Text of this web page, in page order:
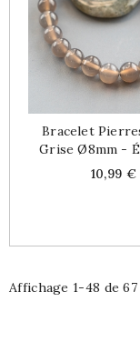
Bracelet
Grise Ø8mm -
Price
10,99 €
Affichage 1-48 de